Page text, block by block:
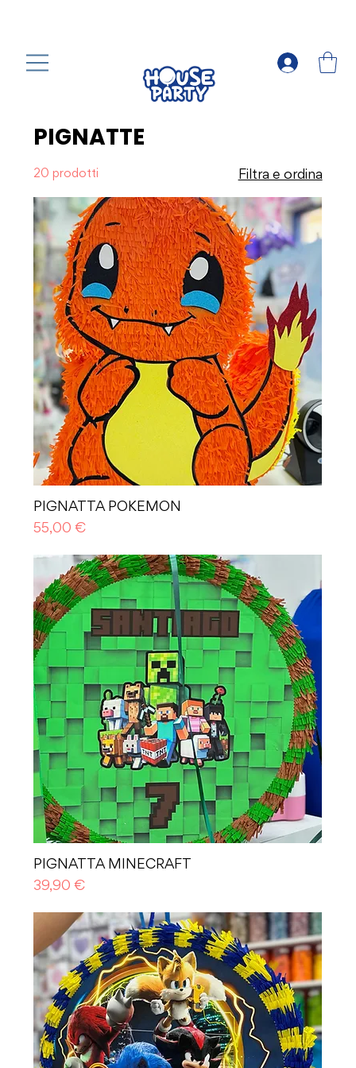
PIGNATTE
20 prodotti Filtra e ordina
PIGNATTA POKEMON
Prezzo
55,00 €
PIGNATTA MINECRAFT
Prezzo
39,90 €